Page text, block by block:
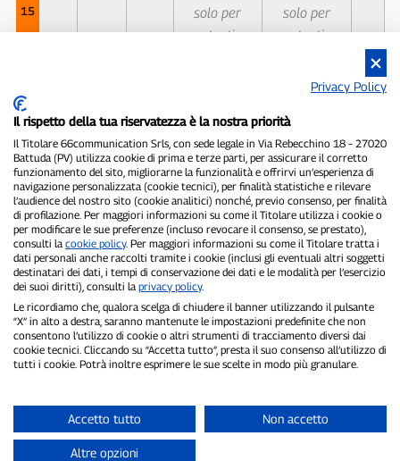
15
solo per
utenti
solo per
utenti
14
de
Maggio
Media
visibile
solo per
utenti
registrati
Denny Hulme
Media
visibile
solo per
utenti
registrati
Brabham
13
1966
Circuit
de
Monaco
22
Maggio
Media
visibile
solo per
utenti
registrati
Media
visibile
solo per
utenti
registrati
100
1965
Circuit
de
Monaco
Maggio
Privacy Policy
Il rispetto della tua riservatezza è la nostra priorità
Il Titolare 66communication Srls, con sede legale in Via Rebecchino 18 – 27020
Battuda (PV) utilizza cookie di prima e terze parti, per assicurare il corretto
funzionamento del sito, migliorarne la funzionalità e offrirvi un’esperienza di
navigazione personalizzata (cookie tecnici), per finalità statistiche e rilevare
l’audience del nostro sito (cookie analitici) nonché, previo consenso, per finalità
di profilazione. Per maggiori informazioni su come il Titolare utilizza i cookie o
per modificare le sue preferenze (incluso revocare il consenso, se prestato),
consulti la cookie policy. Per maggiori informazioni su come il Titolare tratta i
dati personali anche raccolti tramite i cookie (inclusi gli eventuali altri soggetti
destinatari dei dati, i tempi di conservazione dei dati e le modalità per l’esercizio
dei suoi diritti), consulti la privacy policy.
Le ricordiamo che, qualora scelga di chiudere il banner utilizzando il pulsante
“X” in alto a destra, saranno mantenute le impostazioni predefinite che non
consentono l’utilizzo di cookie o altri strumenti di tracciamento diversi dai
cookie tecnici. Cliccando su “Accetta tutto”, presta il suo consenso all’utilizzo di
tutti i cookie. Potrà inoltre esprimere le sue scelte in modo più granulare.
Accetto tutto Non accetto
Altre opzioni